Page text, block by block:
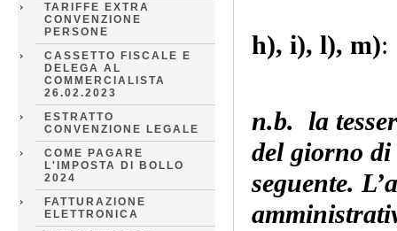
TARIFFE EXTRA
CONVENZIONE
PERSONE
CASSETTO FISCALE E
DELEGA AL
COMMERCIALISTA
26.02.2023
ESTRATTO
CONVENZIONE LEGALE
COME PAGARE
L'IMPOSTA DI BOLLO
2024
FATTURAZIONE
ELETTRONICA
h), i), l), m):
n.b. la
del giorno di
seguente.